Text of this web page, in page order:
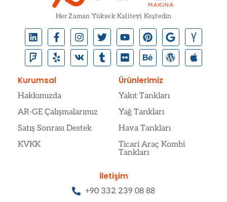
Her Zaman Yüksek Kaliteyi Keşfedin
Kurumsal
Hakkımızda
AR-GE Çalışmalarımız
Satış Sonrası Destek
KVKK
Ürünlerimiz
Yakıt Tankları
Yağ Tankları
Hava Tankları
Ticari Araç Kombi
Tankları
İletişim
+90 332 239 08 88